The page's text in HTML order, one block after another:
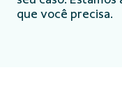
que você precisa.